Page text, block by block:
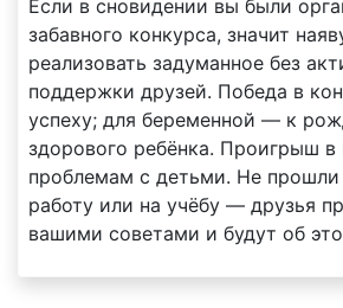
Если в сновидении вы были
забавного конкурса, значит
реализовать задуманное без
поддержки друзей. Победа в
успеху; для беременной — к
здорового ребёнка. Проигрыш
проблемам с детьми. Не прошли
работу или на учёбу — друзья
вашими советами и будут об